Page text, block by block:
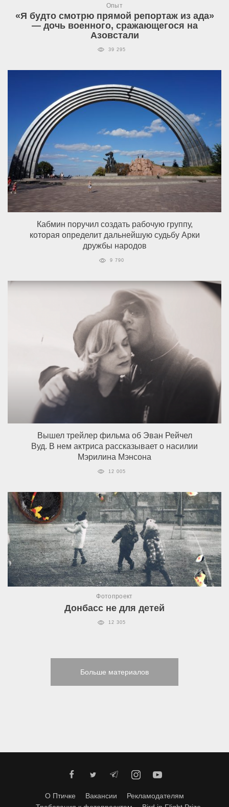
Опыт
«Я будто смотрю прямой репортаж из ада»
— дочь военного, сражающегося на
Азовстали
39 295
Кабмин поручил создать рабочую группу,
которая определит дальнейшую судьбу Арки
дружбы народов
9 790
Вышел трейлер фильма об Эван Рейчел
Вуд. В нем актриса рассказывает о насилии
Мэрилина Мэнсона
12 005
Фотопроект
Донбасс не для детей
12 305
Больше материалов
О Птичке Вакансии
Рекламодателям